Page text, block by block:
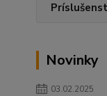
Novinky
03.02.2025